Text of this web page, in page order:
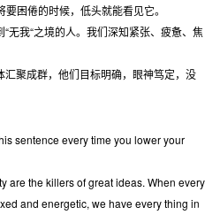
困倦的时候，低头就能看见它。
无我“之境的人。我们深知紧张、疲惫、焦
聚成群，他们目标明确，眼神笃定，没
sentence every time you lower your
are the killers of great ideas. When every
and energetic, we have every thing in